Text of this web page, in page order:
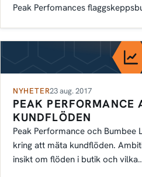
Peak Perfomances
NYHETER23 aug. 2017
PEAK PERFORMANCE
KUNDFLÖDEN
Peak Performance och Bumbee
kring att mäta kundflöden.
insikt om flöden i butik och